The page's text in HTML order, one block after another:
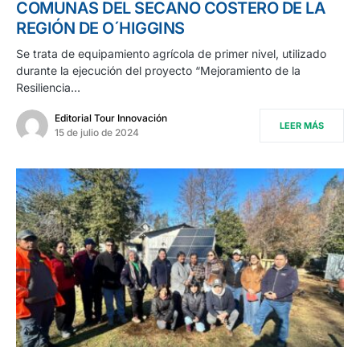
COMUNAS DEL SECANO COSTERO DE LA
REGIÓN DE O´HIGGINS
Se trata de equipamiento agrícola de primer nivel, utilizado
durante la ejecución del proyecto “Mejoramiento de la
Resiliencia…
Editorial Tour Innovación
15 de julio de 2024
LEER MÁS